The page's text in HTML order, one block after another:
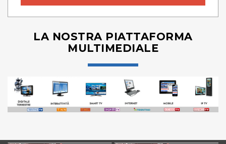
LA NOSTRA PIATTAFORMA
MULTIMEDIALE